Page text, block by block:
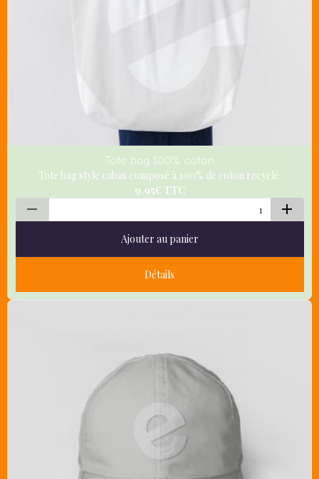
Tote bag 100% coton
Tote bag style cabas composé à 100% de coton recyclé.
9,95€ TTC
Ajouter au panier
Détails